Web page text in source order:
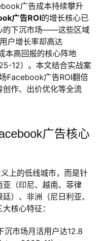
广告成本持续攀升
广告ROI的增长核心已
的下沉市场——这些区域
户增长率却高达
本高回报的核心阵地
12）。本文结合实战案
Facebook广告ROI翻倍
作、出价优化等全流
广告核心
上的低线城市，而是针
（印尼、越南、菲律
）、非洲（尼日利亚、
核心特征：
市场月活用户达12.8